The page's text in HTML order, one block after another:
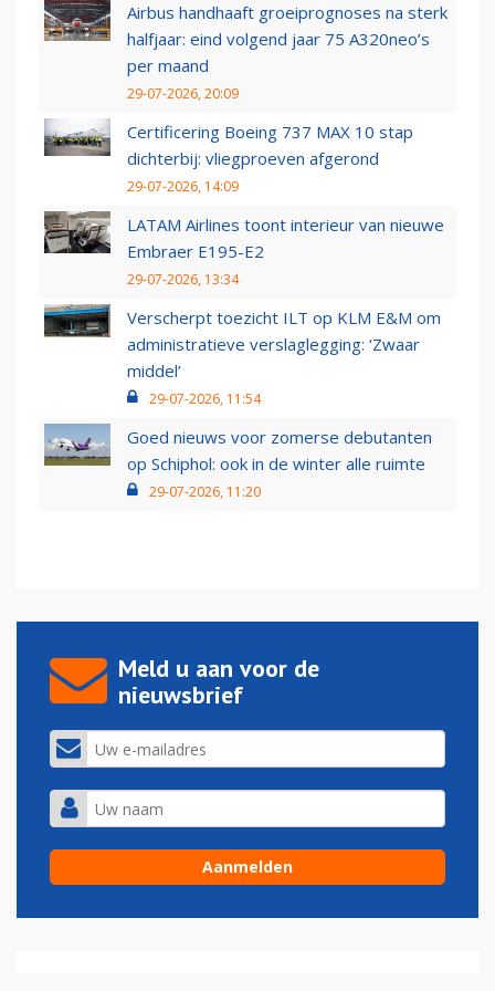
Airbus handhaaft groeiprognoses na sterk
halfjaar: eind volgend jaar 75 A320neo’s
per maand
29-07-2026, 20:09
Certificering Boeing 737 MAX 10 stap
dichterbij: vliegproeven afgerond
29-07-2026, 14:09
LATAM Airlines toont interieur van nieuwe
Embraer E195-E2
29-07-2026, 13:34
Verscherpt toezicht ILT op KLM E&M om
administratieve verslaglegging: ‘Zwaar
middel’
29-07-2026, 11:54
Goed nieuws voor zomerse debutanten
op Schiphol: ook in de winter alle ruimte
29-07-2026, 11:20
Meld u aan voor de
nieuwsbrief